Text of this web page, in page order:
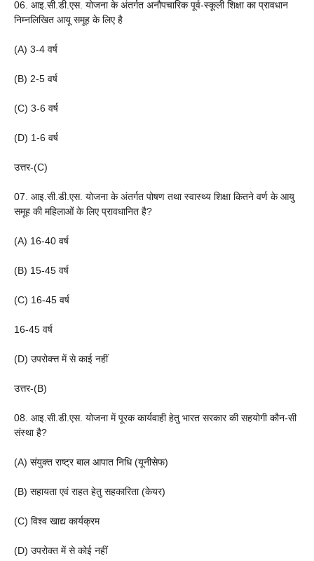
06. आइ.सी.डी.एस. योजना के अंतर्गत अनौपचारिक पूर्व-स्कूली शिक्षा का प्रावधान
निम्नलिखित आयू समूह के लिए है
(A) 3-4 वर्ष
(B) 2-5 वर्ष
(C) 3-6 वर्ष
(D) 1-6 वर्ष
उत्तर-(C)
07. आइ.सी.डी.एस. योजना के अंतर्गत पोषण तथा स्वास्थ्य शिक्षा कितने वर्ण के आयु
समूह की महिलाओं के लिए प्रावधानित है?
(A) 16-40 वर्ष
(B) 15-45 वर्ष
(C) 16-45 वर्ष
16-45 वर्ष
(D) उपरोक्त्त में से काई नहीं
उत्तर-(B)
08. आइ.सी.डी.एस. योजना में पूरक कार्यवाही हेतु भारत सरकार की सहयोगी कौन-सी
संस्था है?
(A) संयुक्त राष्ट्र बाल आपात निधि (यूनीसेफ)
(B) सहायता एवं राहत हेतु सहकारिता (केयर)
(C) विश्व खाद्य कार्यक्रम
(D) उपरोक्त में से कोई नहीं